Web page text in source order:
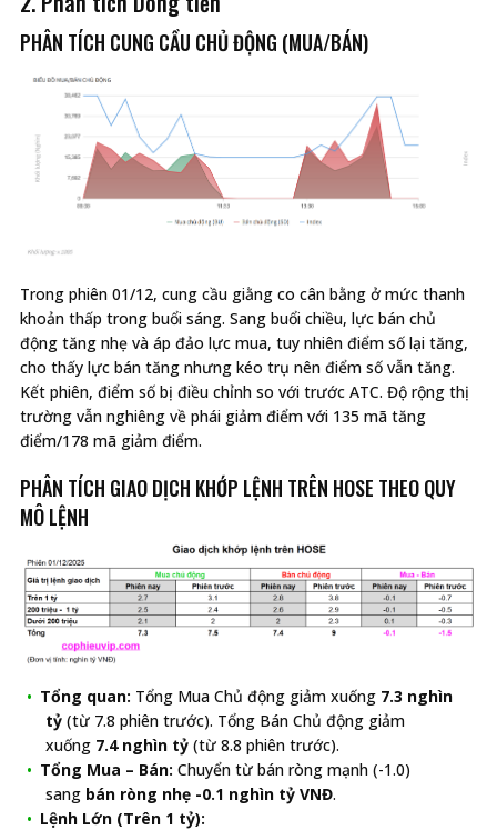
PHÂN TÍCH CUNG CẦU CHỦ ĐỘNG (MUA/BÁN)
Trong phiên 01/12, cung cầu giằng co cân bằng ở mức thanh
khoản thấp trong buổi sáng. Sang buổi chiều, lực bán chủ
động tăng nhẹ và áp đảo lực mua, tuy nhiên điểm số lại tăng,
cho thấy lực bán tăng nhưng kéo trụ nên điểm số vẫn tăng.
Kết phiên, điểm số bị điều chỉnh so với trước ATC. Độ rộng thị
trường vẫn nghiêng về phái giảm điểm với 135 mã tăng
điểm/178 mã giảm điểm.
PHÂN TÍCH GIAO DỊCH KHỚP LỆNH TRÊN HOSE THEO QUY
MÔ LỆNH
Tổng quan: Tổng Mua Chủ động giảm xuống 7.3 nghìn
tỷ (từ 7.8 phiên trước). Tổng Bán Chủ động giảm
xuống 7.4 nghìn tỷ (từ 8.8 phiên trước).
Tổng Mua – Bán: Chuyển từ bán ròng mạnh (-1.0)
sang bán ròng nhẹ -0.1 nghìn tỷ VNĐ.
Lệnh Lớn (Trên 1 tỷ):